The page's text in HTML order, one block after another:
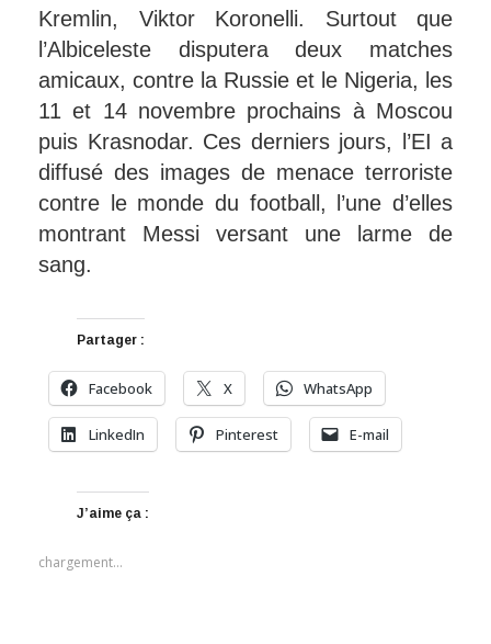
Kremlin, Viktor Koronelli. Surtout que
l’Albiceleste disputera deux matches
amicaux, contre la Russie et le Nigeria, les
11 et 14 novembre prochains à Moscou
puis Krasnodar. Ces derniers jours, l’EI a
diffusé des images de menace terroriste
contre le monde du football, l’une d’elles
montrant Messi versant une larme de
sang.
Partager :
Facebook X WhatsApp
LinkedIn Pinterest E-mail
J’aime ça :
chargement…